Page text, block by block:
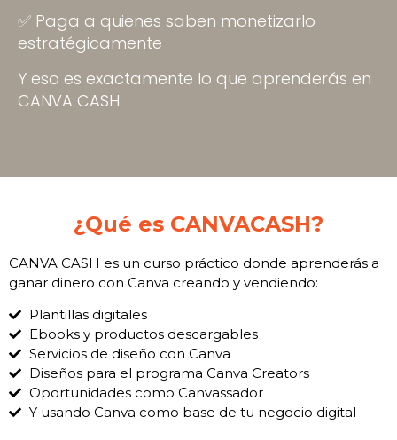
✅ Paga a quienes saben monetizarlo
estratégicamente
Y eso es exactamente lo que aprenderás en
CANVA CASH.
¿Qué es CANVACASH?
CANVA CASH es un curso práctico donde aprenderás a
ganar dinero con Canva creando y vendiendo:
Plantillas digitales
Ebooks y productos descargables
Servicios de diseño con Canva
Diseños para el programa Canva Creators
Oportunidades como Canvassador
Y usando Canva como base de tu negocio digital